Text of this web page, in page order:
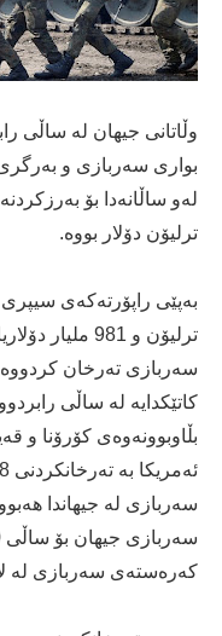
وڵاتانی جیهان له‌ ساڵی
بواری سه‌ربازی و
له‌و ساڵانه‌دا بۆ
ترلیۆن دۆلار بووه‌.
ترلیۆن و 981
سه‌ربازی ته‌رخان كردووه‌
كاتێكدایه‌ له‌ ساڵی
بڵاوبوونه‌وه‌ی كۆرۆنا و
كه‌ره‌سته‌ی سه‌ربازی له‌